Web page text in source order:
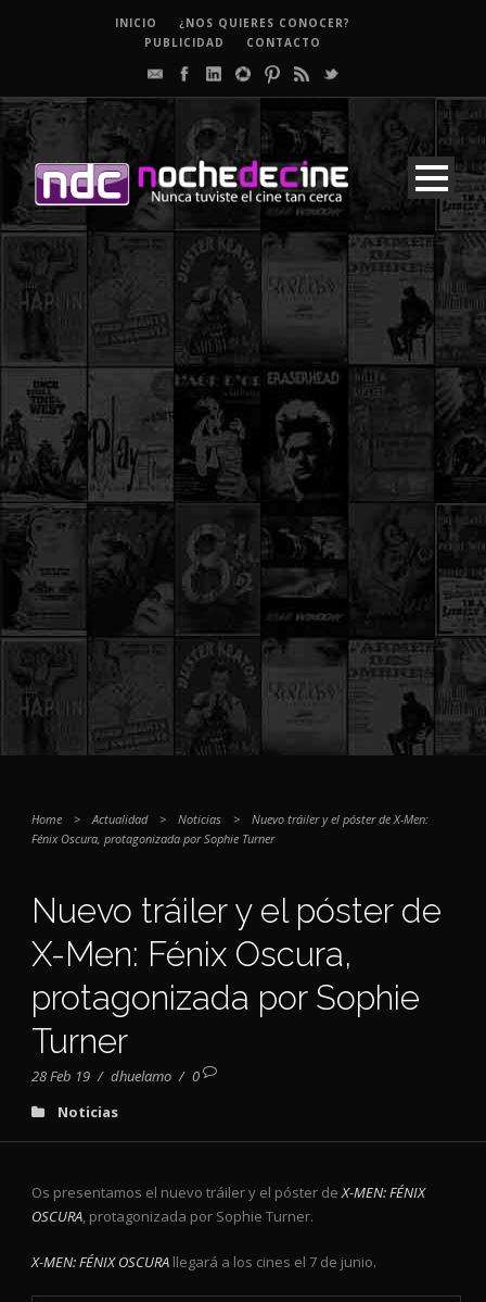
INICIO
¿NOS QUIERES CONOCER?
PUBLICIDAD
CONTACTO
Home > Actualidad > Noticias >
Nuevo tráiler y el póster de X-Men:
Fénix Oscura, protagonizada por Sophie Turner
Nuevo tráiler y el póster de
X-Men: Fénix Oscura,
protagonizada por Sophie
Turner
28 Feb 19 / dhuelamo / 0
Noticias
Os presentamos el nuevo tráiler y el póster deX-MEN: FÉNIX
OSCURA, protagonizada por Sophie Turner.
X-MEN: FÉNIX OSCURA llegará a los cines el 7 de junio.